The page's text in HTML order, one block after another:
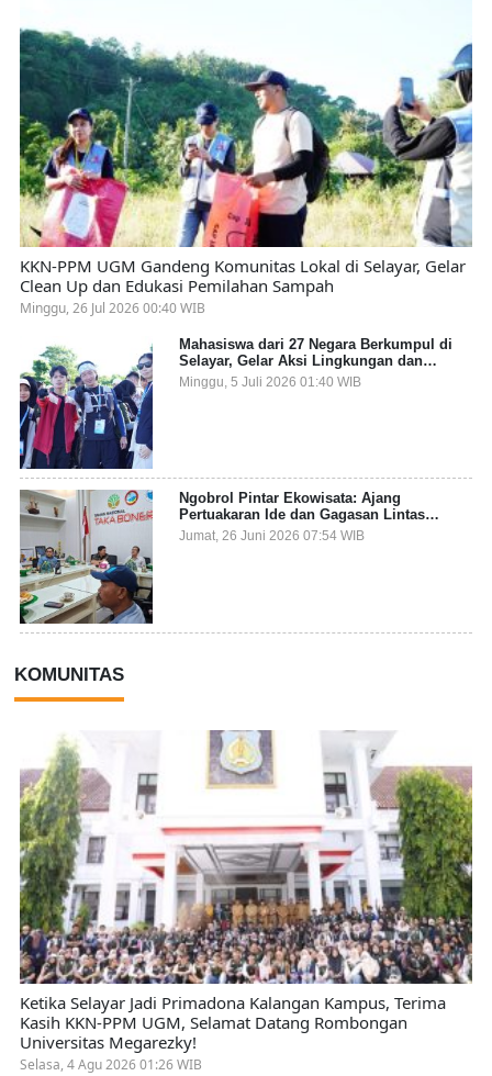
KKN-PPM UGM Gandeng Komunitas Lokal di Selayar, Gelar
Clean Up dan Edukasi Pemilahan Sampah
Minggu, 26 Jul 2026 00:40 WIB
Mahasiswa dari 27 Negara Berkumpul di
Selayar, Gelar Aksi Lingkungan dan
Dalami Kearifan Lokal Bumi Tanadoang
Minggu, 5 Juli 2026 01:40 WIB
Ngobrol Pintar Ekowisata: Ajang
Pertuakaran Ide dan Gagasan Lintas
Sektor
Jumat, 26 Juni 2026 07:54 WIB
KOMUNITAS
Ketika Selayar Jadi Primadona Kalangan Kampus, Terima
Kasih KKN-PPM UGM, Selamat Datang Rombongan
Universitas Megarezky!
Selasa, 4 Agu 2026 01:26 WIB